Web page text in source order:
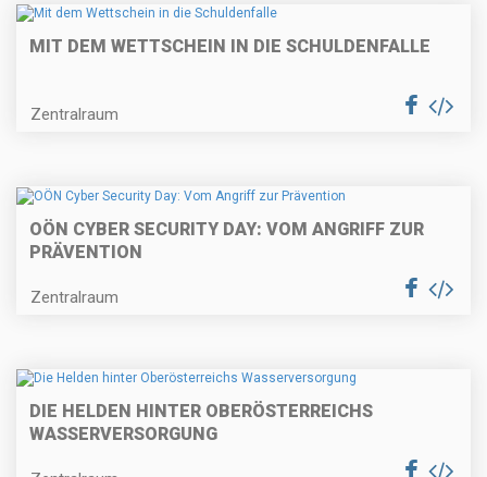
MIT DEM WETTSCHEIN IN DIE SCHULDENFALLE
Zentralraum
OÖN CYBER SECURITY DAY: VOM ANGRIFF ZUR
PRÄVENTION
Zentralraum
DIE HELDEN HINTER OBERÖSTERREICHS
WASSERVERSORGUNG